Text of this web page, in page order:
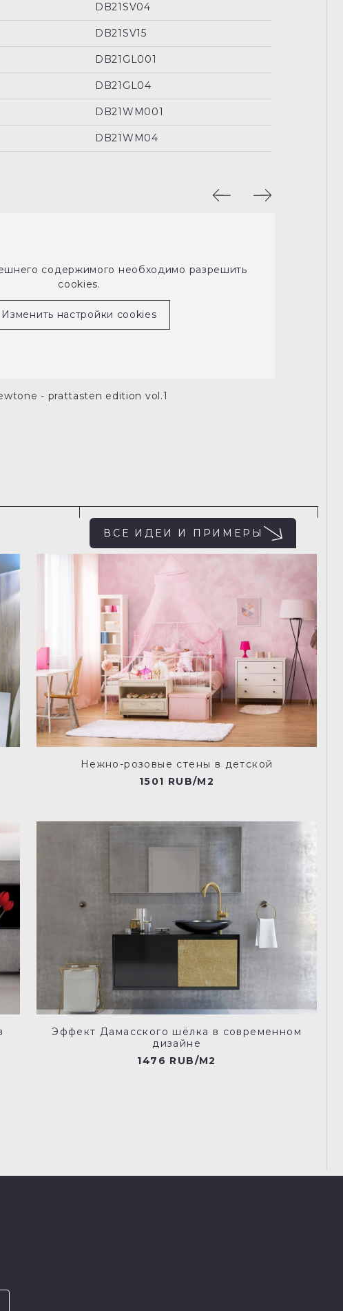
DB21SV04
DB21SV15
DB21GL001
DB21GL04
DB21WM001
DB21WM04
содержимого необходимо разрешить
cookies.
Изменить настройки cookies
- prattasten edition vol.1
ВСЕ ИДЕИ И ПРИМЕРЫ
Нежно-розовые стены в детской
1501 RUB/M2
Эффект Дамасского шёлка в современном
дизайне
1476 RUB/M2